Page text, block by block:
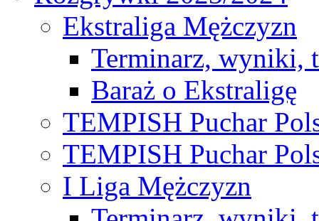
Ekstraliga Mężczyzn
Terminarz, wyniki,
Baraż o Ekstraligę
TEMPISH Puchar
TEMPISH Puchar
I Liga Mężczyzn